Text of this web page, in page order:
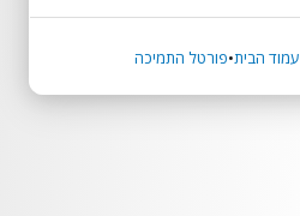
עמוד הבית פורטל התמיכה